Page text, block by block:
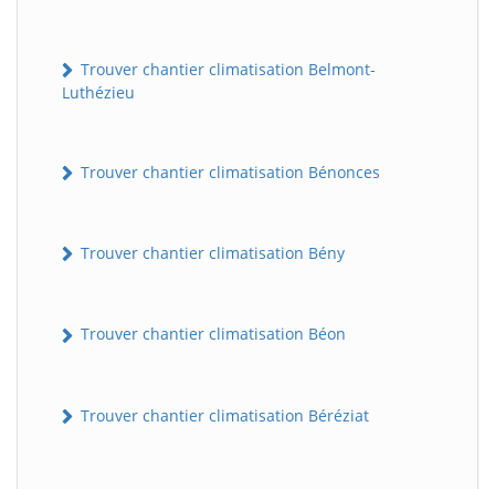
Trouver chantier climatisation Belmont-
Luthézieu
Trouver chantier climatisation Bénonces
Trouver chantier climatisation Bény
Trouver chantier climatisation Béon
Trouver chantier climatisation Béréziat